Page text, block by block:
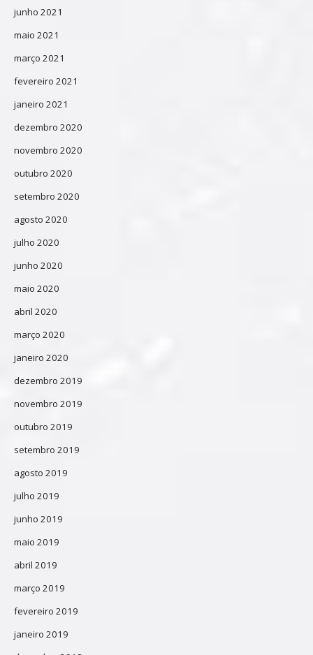
junho 2021
maio 2021
março 2021
fevereiro 2021
janeiro 2021
dezembro 2020
novembro 2020
outubro 2020
setembro 2020
agosto 2020
julho 2020
junho 2020
maio 2020
abril 2020
março 2020
janeiro 2020
dezembro 2019
novembro 2019
outubro 2019
setembro 2019
agosto 2019
julho 2019
junho 2019
maio 2019
abril 2019
março 2019
fevereiro 2019
janeiro 2019